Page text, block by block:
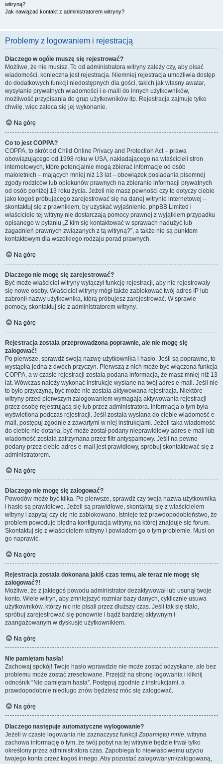
witryną?
Jak nawiązać kontakt z administratorem witryny?
Problemy z logowaniem i rejestracją
Dlaczego w ogóle muszę się rejestrować?
Możliwe, że nie musisz. To od administratora witryny zależy czy, aby pisać
wiadomości, konieczna jest rejestracja. Niemniej rejestracja umożliwia dostęp
do dodatkowych funkcji niedostępnych dla gości, takich jak własny awatar,
wysyłanie prywatnych wiadomości i e-maili do innych użytkowników,
możliwość przypisania do grup użytkowników itp. Rejestracja zajmuje tylko
chwilę, więc zaleca się jej wykonanie.
Na górę
Co to jest COPPA?
COPPA, to skrót od Child Online Privacy and Protection Act – prawa
obowiązującego od 1998 roku w USA, nakładającego na właścicieli stron
internetowych, które potencjalnie mogą zbierać informacje od osób
małoletnich – mających mniej niż 13 lat – obowiązek posiadania pisemnej
zgody rodziców lub opiekunów prawnych na zbieranie informacji prywatnych
od osób poniżej 13 roku życia. Jeżeli nie masz pewności czy to dotyczy ciebie
jako kogoś próbującego zarejestrować się na danej witrynie internetowej –
skontaktuj się z prawnikiem, by uzyskać wyjaśnienie. phpBB Limited i
właściciele tej witryny nie dostarczają pomocy prawnej z wyjątkiem przypadku
opisanego w pytaniu „Z kim się kontaktować w sprawach nadużyć lub
zagadnień prawnych związanych z tą witryną?”, a także nie są punktem
kontaktowym dla wszelkiego rodzaju porad prawnych.
Na górę
Dlaczego nie mogę się zarejestrować?
Być może właściciel witryny wyłączył funkcję rejestracji, aby nie rejestrowały
się nowe osoby. Właściciel witryny mógł także zablokować twój adres IP lub
zabronił nazwy użytkownika, którą próbujesz zarejestrować. W sprawie
pomocy, skontaktuj się z administratorem witryny.
Na górę
Rejestracja została przeprowadzona poprawnie, ale nie mogę się
zalogować!
Po pierwsze, sprawdź swoją nazwę użytkownika i hasło. Jeśli są poprawne, to
wystąpiła jedna z dwóch przyczyn. Pierwszą z nich może być włączona funkcja
COPPA, a w czasie rejestracji została podana informacja, że masz mniej niż 13
lat. Wówczas należy wykonać instrukcje wysłane na twój adres e-mail. Jeśli nie
to było przyczyną, być może nie została aktywowana rejestracja. Niektóre
witryny przed pierwszym zalogowaniem wymagają aktywowania rejestracji
przez osobę rejestrującą się lub przez administratora. Informacja o tym była
wyświetlona podczas rejestracji. Jeśli została wysłana do ciebie wiadomość e-
mail, postępuj zgodnie z zawartymi w niej instrukcjami. Jeżeli taka wiadomość
do ciebie nie dotarła, być może został podany nieprawidłowy adres e-mail lub
wiadomość została zatrzymana przez filtr antyspamowy. Jeśli na pewno
podany przez ciebie adres e-mail jest prawidłowy, spróbuj skontaktować się z
administratorem.
Na górę
Dlaczego nie mogę się zalogować?
Powodów może być kilka. Po pierwsze, sprawdź czy twoja nazwa użytkownika
i hasło są prawidłowe. Jeżeli są prawidłowe, skontaktuj się z właścicielem
witryny i zapytaj czy cię nie zablokowano. Istnieje też prawdopodobieństwo, że
problem powoduje błędna konfiguracja witryny, na której znajduje się forum.
Skontaktuj się z właścicielem witryny i powiadom go o tym problemie. Musi on
go naprawić.
Na górę
Rejestracja została dokonana jakiś czas temu, ale teraz nie mogę się
zalogować?!
Możliwe, że z jakiegoś powodu administrator dezaktywował lub usunął twoje
konto. Wiele witryn, aby zmniejszyć rozmiar bazy danych, cyklicznie usuwa
użytkowników, którzy nic nie pisali przez dłuższy czas. Jeśli tak się stało,
spróbuj zarejestrować się ponownie i bądź bardziej aktywnym i
zaangażowanym w dyskusje użytkownikiem.
Na górę
Nie pamiętam hasła!
Zachowaj spokój! Twoje hasło wprawdzie nie może zostać odzyskane, ale bez
problemu może zostać zresetowane. Przejdź na stronę logowania i kliknij
odnośnik “Nie pamiętam hasła”. Postępuj zgodnie z instrukcjami, a
prawdopodobnie niedługo znów będziesz móc się zalogować.
Na górę
Dlaczego następuje automatyczne wylogowanie?
Jeżeli w czasie logowania nie zaznaczysz funkcjiZapamiętaj mnie, witryna
zachowa informację o tym, że twój pobyt na tej witrynie będzie trwał tylko
określony przez administratora czas. Zapobiega to niewłaściwemu użyciu
twojego konta przez kogoś innego. Aby pozostać zalogowanym/zalogowaną,